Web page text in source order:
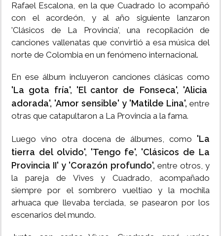
Rafael Escalona, en la que Cuadrado lo acompañó
con el acordeón, y al año siguiente lanzaron
'Clásicos de La Provincia', una recopilación de
canciones vallenatas que convirtió a esa música del
norte de Colombia en un fenómeno internacional.
En ese álbum incluyeron canciones clásicas como
'La gota fría', 'El cantor de Fonseca', 'Alicia
adorada', 'Amor sensible' y 'Matilde Lina', entre
otras que catapultaron a La Provincia a la fama.
Luego vino otra docena de álbumes, como 'La
tierra del olvido', 'Tengo fe', 'Clásicos de La
Provincia II' y 'Corazón profundo', entre otros, y
la pareja de Vives y Cuadrado, acompañado
siempre por el sombrero vueltiao y la mochila
arhuaca que llevaba terciada, se pasearon por los
escenarios del mundo.